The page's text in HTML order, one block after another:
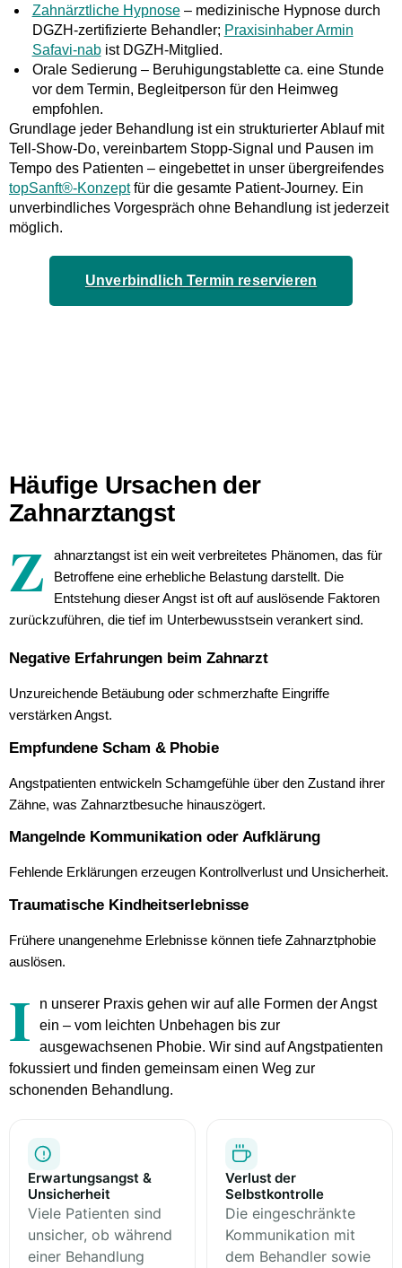
Zahnärztliche Hypnose– medizinische Hypnose durch
DGZH-zertifizierte Behandler; Praxisinhaber Armin
Safavi-nabist DGZH-Mitglied.
Orale Sedierung – Beruhigungstablette ca. eine Stunde
vor dem Termin, Begleitperson für den Heimweg
empfohlen.
Grundlage jeder Behandlung ist ein strukturierter Ablauf mit
Tell-Show-Do, vereinbartem Stopp-Signal und Pausen im
Tempo des Patienten – eingebettet in unser übergreifendes
topSanft®-Konzeptfür die gesamte Patient-Journey. Ein
unverbindliches Vorgespräch ohne Behandlung ist jederzeit
möglich.
Unverbindlich Termin reservieren
Häufige Ursachen der
Zahnarztangst
Z
ahnarztangst ist ein weit verbreitetes Phänomen, das für
Betroffene eine erhebliche Belastung darstellt. Die
Entstehung dieser Angst ist oft auf auslösende Faktoren
zurückzuführen, die tief im Unterbewusstsein verankert sind.
Negative Erfahrungen beim Zahnarzt
Unzureichende Betäubung oder schmerzhafte Eingriffe
verstärken Angst.
Empfundene Scham & Phobie
Angstpatienten entwickeln Schamgefühle über den Zustand ihrer
Zähne, was Zahnarztbesuche hinauszögert.
Mangelnde Kommunikation oder Aufklärung
Fehlende Erklärungen erzeugen Kontrollverlust und Unsicherheit.
Traumatische Kindheitserlebnisse
Frühere unangenehme Erlebnisse können tiefe Zahnarztphobie
auslösen.
I n unserer Praxis gehen wir aufalle Formen der Angst
ein – vom leichten Unbehagen bis zur
ausgewachsenen Phobie. Wir sind auf Angstpatienten
fokussiert und finden gemeinsam einen Weg zur
schonenden Behandlung.
Erwartungsangst &
Unsicherheit
Viele Patienten sind
unsicher, ob während
einer Behandlung
Verlust der
Selbstkontrolle
Die eingeschränkte
Kommunikation mit
dem Behandler sowie